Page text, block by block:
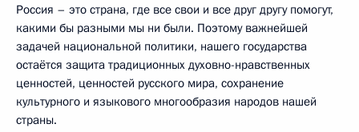
Россия – это страна, где все свои и все друг другу помогут,
какими бы разными мы ни были. Поэтому важнейшей
задачей национальной политики, нашего государства
остаётся защита традиционных духовно-нравственных
ценностей, ценностей русского мира, сохранение
культурного и языкового многообразия народов нашей
страны.